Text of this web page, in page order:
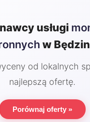
usługi
w
od lokalnych
najlepszą ofertę.
Porównaj oferty »